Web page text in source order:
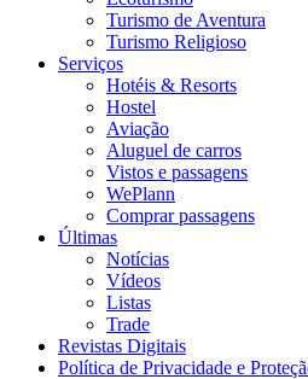
Turismo de Aventura
Turismo Religioso
Serviços
Hotéis & Resorts
Hostel
Aviação
Aluguel de carros
Vistos e passagens
WePlann
Comprar passagens
Últimas
Notícias
Vídeos
Listas
Trade
Revistas Digitais
Política de Privacidade e